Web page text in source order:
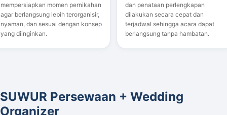
mempersiapkan momen pernikahan
agar berlangsung lebih terorganisir,
nyaman, dan sesuai dengan konsep
yang diinginkan.
dan penataan perlengkapan
dilakukan secara cepat dan
terjadwal sehingga acara dapat
berlangsung tanpa hambatan.
SUWUR Persewaan + Wedding
Organizer